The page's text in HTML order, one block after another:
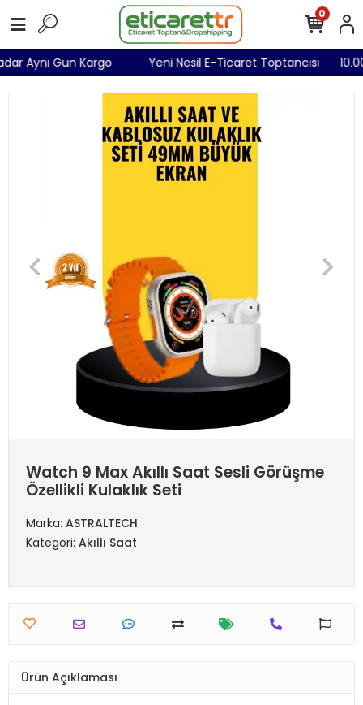
Aynı Gün Kargo Yeni Nesil E-Ticaret Toptancısı
0
Watch 9 Max Akıllı Saat Sesli Görüşme
Özellikli Kulaklık Seti
Marka: ASTRALTECH
Kategori: Akıllı Saat
Ürün Açıklaması